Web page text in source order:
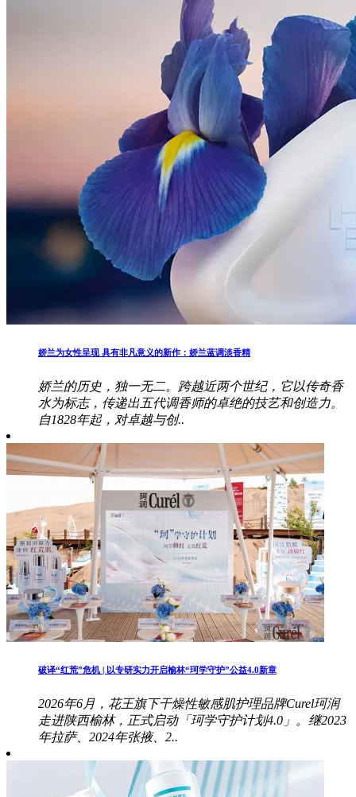
娇兰为女性呈现 具有非凡意义的新作：娇兰蓝调淡香精
娇兰的历史，独一无二。跨越近两个世纪，它以传奇香
水为标志，传递出五代调香师的卓绝的技艺和创造力。
自1828年起，对卓越与创..
破译“红荒”危机 | 以专研实力开启榆林“珂学守护”公益4.0新章
2026年6月，花王旗下干燥性敏感肌护理品牌Curel珂润
走进陕西榆林，正式启动「珂学守护计划4.0」。继2023
年拉萨、2024年张掖、2..